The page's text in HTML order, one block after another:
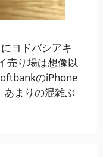
ヨドバシアキ
売り場は想像以
のiPhone
あまりの混雑ぶ